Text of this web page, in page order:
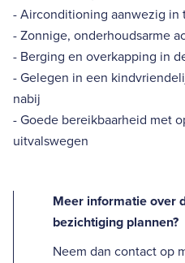
- Airconditioning aanwezig in
- Zonnige, onderhoudsarme
- Berging en overkapping in
- Gelegen in een
nabij
- Goede bereikbaarheid met
uitvalswegen
Meer informatie over
bezichtiging plannen?
Neem dan contact op